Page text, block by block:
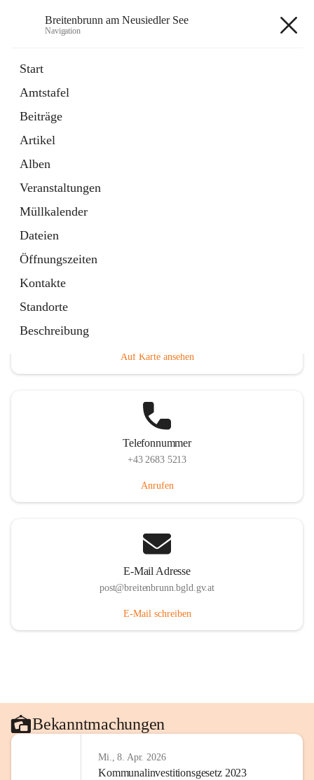
Breitenbrunn am Neusiedler See
Navigation
Start
Amtstafel
Beiträge
Artikel
Alben
Veranstaltungen
Müllkalender
Dateien
Öffnungszeiten
Kontakte
Standorte
Beschreibung
18 Schnellzugriffe
Gemeindeservice
Auf Karte ansehen
Telefonnummer
+43 2683 5213
Anrufen
E-Mail Adresse
post@breitenbrunn.bgld.gv.at
E-Mail schreiben
Bekanntmachungen
Mi., 8. Apr. 2026
Kommunalinvestitionsgesetz 2023